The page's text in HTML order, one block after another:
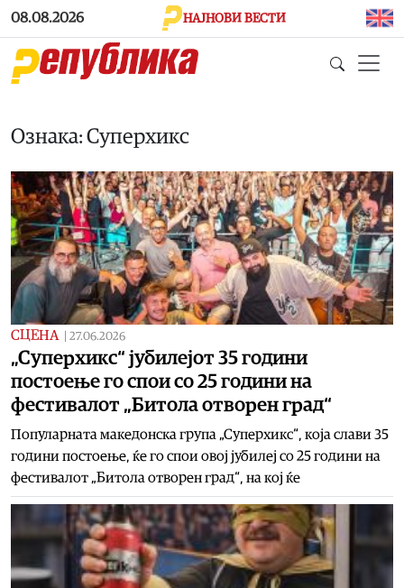
Skip to main content
08.08.2026 НАЈНОВИ ВЕСТИ
Ознака: Суперхикс
СЦЕНА 27.06.2026
„Суперхикс“ јубилејот 35 години
постоење го спои со 25 години на
фестивалот „Битола отворен град“
Популарната македонска група „Суперхикс“, која слави 35
години постоење, ќе го спои овој јубилеј со 25 години на
фестивалот „Битола отворен град“, на кој ќе